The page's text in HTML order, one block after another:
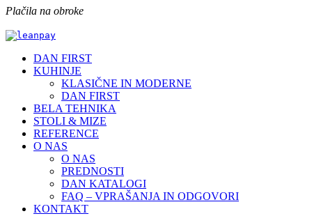
Plačila na obroke
DAN FIRST
KUHINJE
KLASIČNE IN MODERNE
DAN FIRST
BELA TEHNIKA
STOLI & MIZE
REFERENCE
O NAS
O NAS
PREDNOSTI
DAN KATALOGI
FAQ – VPRAŠANJA IN ODGOVORI
KONTAKT